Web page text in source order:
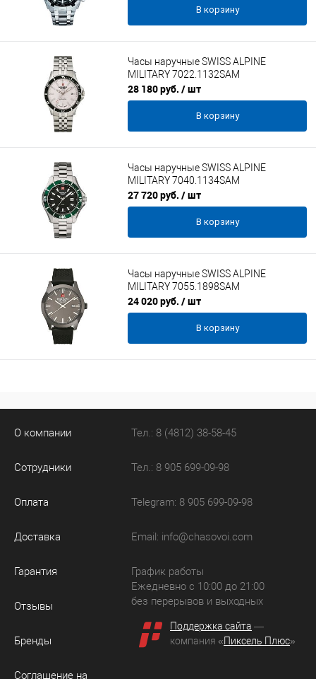
В корзину
Часы наручные SWISS ALPINE
MILITARY 7022.1132SAM
28 180 руб. / шт
В корзину
Часы наручные SWISS ALPINE
MILITARY 7040.1134SAM
27 720 руб. / шт
В корзину
Часы наручные SWISS ALPINE
MILITARY 7055.1898SAM
24 020 руб. / шт
В корзину
О компании
Сотрудники
Оплата
Доставка
Гарантия
Отзывы
Бренды
Соглашение на
Тел.: 8 (4812) 38-58-45
Тел.: 8 905 699-09-98
Telegram: 8 905 699-09-98
Email: info@chasovoi.com
График работы
Ежедневно с 10:00 до 21:00
без перерывов и выходных
Поддержка сайта —
компания «Пиксель Плюс»